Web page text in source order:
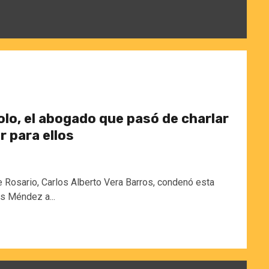
el abogado que pasó de charlar
para ellos
Carlos Alberto Vera Barros, condenó esta
Méndez a...